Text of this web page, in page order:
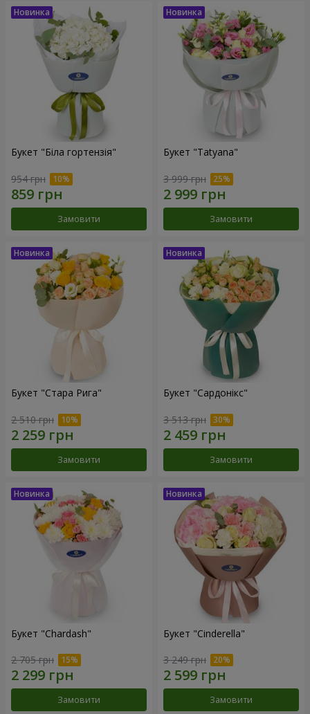
Букет "Біла гортензія"
954 грн
Замовити
Букет "Tatyana"
3 999 грн
Замовити
Букет "Стара Рига"
2 510 грн
Замовити
Букет "Сардонікс"
3 513 грн
Замовити
Букет "Chardash"
2 705 грн
Замовити
Букет "Cinderella"
3 249 грн
Замовити